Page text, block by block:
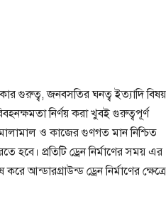
গুরুত্ব, জনবসতির ঘনত্ব ইত্যাদি বিষয়
নির্ণয় করা খুবই গুরুত্বপূর্ণ
মালামাল ও কাজের গুণগত মান নিশ্চিত
হবে। প্রতিটি ড্রেন নির্মাণের সময় এর
আন্ডারগ্রাউন্ড ড্রেন নির্মাণের ক্ষেত্রে